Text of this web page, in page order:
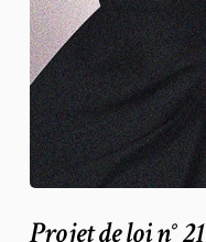
Projet de loi n° 21